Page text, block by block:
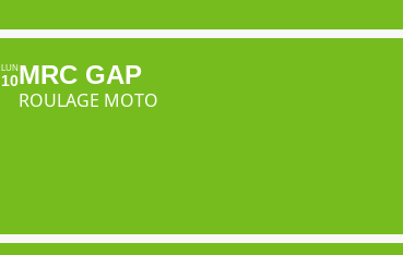
LUN
10MRC GAP
ROULAGE MOTO